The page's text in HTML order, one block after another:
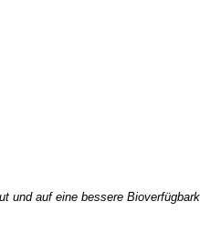
und auf eine bessere